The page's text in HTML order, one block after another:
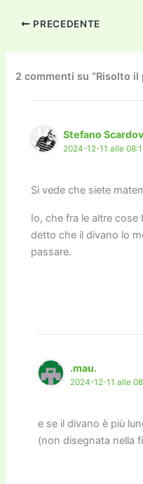
c
e
b
o
o
k
itt
er
ai
l
PRECEDENTE
2 commenti su “Risolto il
Stefano
2024-12-11 alle
Si vede che siete
Io, che fra le altre
detto che il divano lo
passare.
.mau.
2024-12-11 alle
e se il divano è più
(non disegnata nella